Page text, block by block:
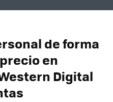
de forma
en
Digital